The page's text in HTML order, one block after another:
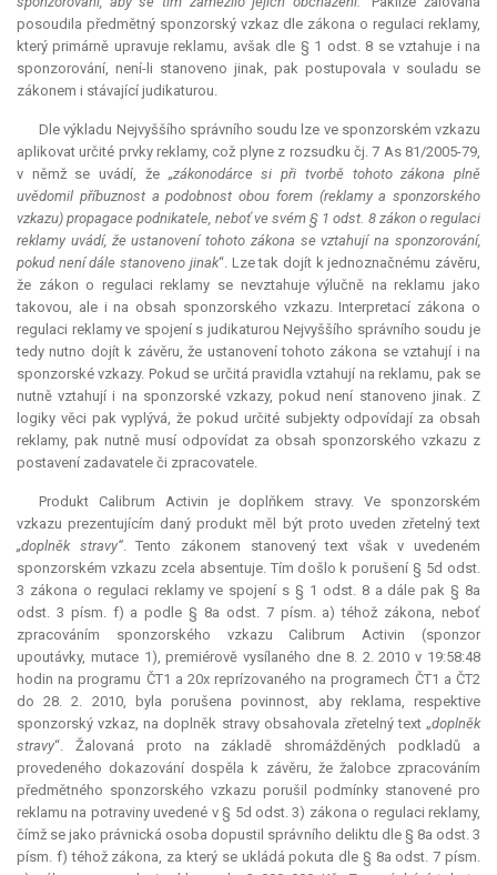
posoudila předmětný sponzorský vzkaz dle zákona o regulaci reklamy,
který primárně upravuje reklamu, avšak dle § 1 odst. 8 se vztahuje i na
sponzorování, není-li stanoveno jinak, pak postupovala v souladu se
zákonem i stávající judikaturou.
Dle výkladu Nejvyššího správního soudu lze ve sponzorském vzkazu
aplikovat určité prvky reklamy, což plyne z rozsudku čj. 7 As 81/2005-79,
v němž se uvádí, že „zákonodárce si při tvorbě tohoto zákona plně
uvědomil příbuznost a podobnost obou forem (reklamy a sponzorského
vzkazu) propagace podnikatele, neboť ve svém § 1 odst. 8 zákon o regulaci
reklamy uvádí, že ustanovení tohoto zákona se vztahují na sponzorování,
pokud není dále stanoveno jinak“. Lze tak dojít k jednoznačnému závěru,
že zákon o regulaci reklamy se nevztahuje výlučně na reklamu jako
takovou, ale i na obsah sponzorského vzkazu. Interpretací zákona o
regulaci reklamy ve spojení s judikaturou Nejvyššího správního soudu je
tedy nutno dojít k závěru, že ustanovení tohoto zákona se vztahují i na
sponzorské vzkazy. Pokud se určitá pravidla vztahují na reklamu, pak se
nutně vztahují i na sponzorské vzkazy, pokud není stanoveno jinak. Z
logiky věci pak vyplývá, že pokud určité subjekty odpovídají za obsah
reklamy, pak nutně musí odpovídat za obsah sponzorského vzkazu z
postavení zadavatele či zpracovatele.
Produkt Calibrum Activin je doplňkem stravy. Ve sponzorském
vzkazu prezentujícím daný produkt měl být proto uveden zřetelný text
„doplněk stravy“. Tento zákonem stanovený text však v uvedeném
sponzorském vzkazu zcela absentuje. Tím došlo k porušení § 5d odst.
3 zákona o regulaci reklamy ve spojení s § 1 odst. 8 a dále pak § 8a
odst. 3 písm. f) a podle § 8a odst. 7 písm. a) téhož zákona, neboť
zpracováním sponzorského vzkazu Calibrum Activin (sponzor
upoutávky, mutace 1), premiérově vysílaného dne 8. 2. 2010 v 19:58:48
hodin na programu ČT1 a 20x reprízovaného na programech ČT1 a ČT2
do 28. 2. 2010, byla porušena povinnost, aby reklama, respektive
sponzorský vzkaz, na doplněk stravy obsahovala zřetelný text „doplněk
stravy“. Žalovaná proto na základě shromážděných podkladů a
provedeného dokazování dospěla k závěru, že žalobce zpracováním
předmětného sponzorského vzkazu porušil podmínky stanovené pro
reklamu na potraviny uvedené v § 5d odst. 3) zákona o regulaci reklamy,
čímž se jako právnická osoba dopustil správního deliktu dle § 8a odst. 3
písm. f) téhož zákona, za který se ukládá pokuta dle § 8a odst. 7 písm.